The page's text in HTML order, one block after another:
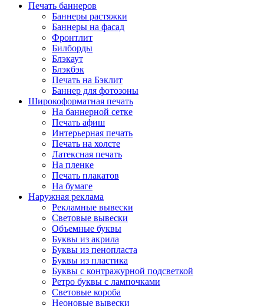
Печать баннеров
Баннеры растяжки
Баннеры на фасад
Фронтлит
Билборды
Блэкаут
Блэкбэк
Печать на Бэклит
Баннер для фотозоны
Широкоформатная печать
На баннерной сетке
Печать афиш
Интерьерная печать
Печать на холсте
Латексная печать
На пленке
Печать плакатов
На бумаге
Наружная реклама
Рекламные вывески
Световые вывески
Объемные буквы
Буквы из акрила
Буквы из пенопласта
Буквы из пластика
Буквы с контражурной подсветкой
Ретро буквы с лампочками
Световые короба
Неоновые вывески